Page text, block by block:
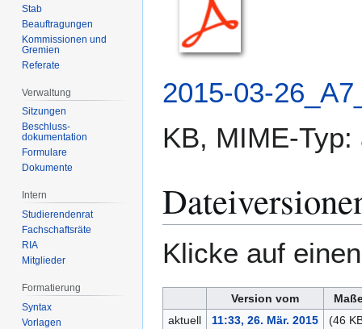
2015-03-
KB, MIME-Typ:
Klicke auf
Version vom
aktuell
11:33, 26. Mär. 2015 (46
Stab
Beauftragungen
Kommissionen und
Gremien
Referate
Verwaltung
Sitzungen
Beschluss-
dokumentation
Formulare
Dokumente
Intern
Studierendenrat
Fachschaftsräte
RIA
Mitglieder
Formatierung
Syntax
Vorlagen